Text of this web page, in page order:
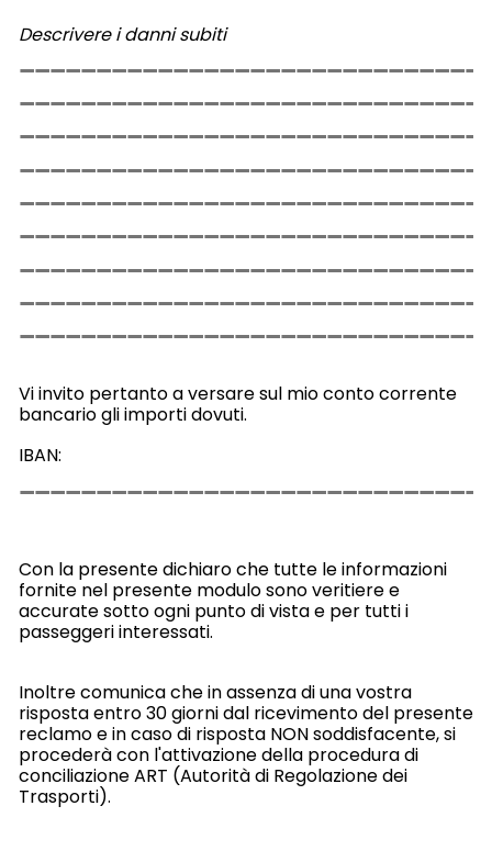
Descrivere i danni subiti
Vi invito pertanto a versare sul mio conto corrente
bancario gli importi dovuti.
IBAN:
Con la presente dichiaro che tutte le informazioni
fornite nel presente modulo sono veritiere e
accurate sotto ogni punto di vista e per tutti i
passeggeri interessati.
Inoltre comunica che in assenza di una vostra
risposta entro 30 giorni dal ricevimento del presente
reclamo e in caso di risposta NON soddisfacente, si
procederà con l'attivazione della procedura di
conciliazione ART (Autorità di Regolazione dei
Trasporti).